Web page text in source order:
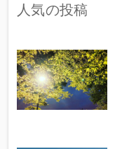
人気の投稿